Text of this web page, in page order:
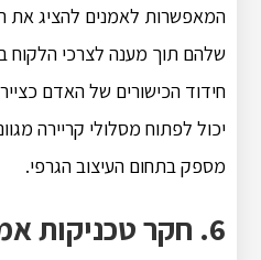
המאפשרות לאמנים להציג את
שלהם תוך מענה לצרכי הלקוח
יכול לפתוח מסלולי קריירה
מספק בתחום העיצוב הגרפי.
6. חקר טכניקות אמנות וקטור: